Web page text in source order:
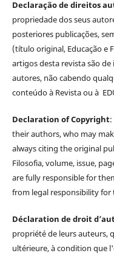
Declaração de direitos
propriedade dos seus
posteriores publicações,
(título original, Educação e
artigos desta revista são
autores, não cabendo
conteúdo à Revista ou à
Declaration of Copyright:
their authors, who may
always citing the original
Filosofia, volume, issue,
are fully responsible for
from legal responsibility
Déclaration de droit
propriété de leurs auteurs,
ultérieure, à condition que